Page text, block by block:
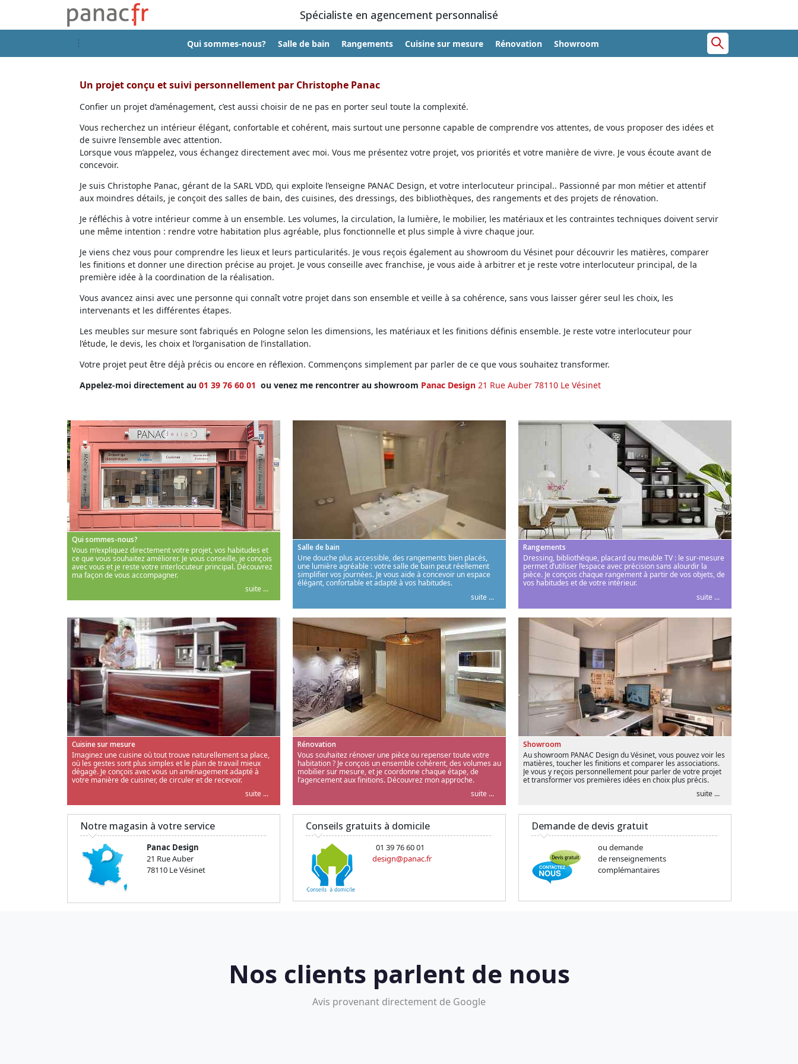
Spécialiste en agencement personnalisé
Qui sommes-nous? Salle de bain Rangements Cuisine sur mesure Rénovation Showroom
Un projet conçu et suivi personnellement par Christophe Panac
Confier un projet d’aménagement, c’est aussi choisir de ne pas en porter seul toute la complexité.
Vous recherchez un intérieur élégant, confortable et cohérent, mais surtout une personne capable de comprendre vos attentes, de vous proposer des idées et
de suivre l’ensemble avec attention.
Lorsque vous m’appelez, vous échangez directement avec moi. Vous me présentez votre projet, vos priorités et votre manière de vivre. Je vous écoute avant de
concevoir.
Je suis Christophe Panac, gérant de la SARL VDD, qui exploite l’enseigne PANAC Design, et votre interlocuteur principal.. Passionné par mon métier et attentif
aux moindres détails, je conçoit des salles de bain, des cuisines, des dressings, des bibliothèques, des rangements et des projets de rénovation.
Je réfléchis à votre intérieur comme à un ensemble. Les volumes, la circulation, la lumière, le mobilier, les matériaux et les contraintes techniques doivent servir
une même intention : rendre votre habitation plus agréable, plus fonctionnelle et plus simple à vivre chaque jour.
Je viens chez vous pour comprendre les lieux et leurs particularités. Je vous reçois également au showroom du Vésinet pour découvrir les matières, comparer
les finitions et donner une direction précise au projet. Je vous conseille avec franchise, je vous aide à arbitrer et je reste votre interlocuteur principal, de la
première idée à la coordination de la réalisation.
Vous avancez ainsi avec une personne qui connaît votre projet dans son ensemble et veille à sa cohérence, sans vous laisser gérer seul les choix, les
intervenants et les différentes étapes.
Les meubles sur mesure sont fabriqués en Pologne selon les dimensions, les matériaux et les finitions définis ensemble. Je reste votre interlocuteur pour
l’étude, le devis, les choix et l’organisation de l’installation.
Votre projet peut être déjà précis ou encore en réflexion. Commençons simplement par parler de ce que vous souhaitez transformer.
Appelez-moi directement au 01 39 76 60 01 ou venez me rencontrer au showroom Panac Design 21 Rue Auber 78110 Le Vésinet
Qui sommes-nous?
Vous m’expliquez directement votre projet, vos habitudes et
ce que vous souhaitez améliorer. Je vous conseille, je conçois
avec vous et je reste votre interlocuteur principal. Découvrez
ma façon de vous accompagner.
suite ...
Salle de bain
Une douche plus accessible, des rangements bien placés,
une lumière agréable : votre salle de bain peut réellement
simplifier vos journées. Je vous aide à concevoir un espace
élégant, confortable et adapté à vos habitudes.
suite ...
Rangements
Dressing, bibliothèque, placard ou meuble TV : le sur-mesure
permet d’utiliser l’espace avec précision sans alourdir la
pièce. Je conçois chaque rangement à partir de vos objets, de
vos habitudes et de votre intérieur.
suite ...
Cuisine sur mesure
Imaginez une cuisine où tout trouve naturellement sa place,
où les gestes sont plus simples et le plan de travail mieux
dégagé. Je conçois avec vous un aménagement adapté à
votre manière de cuisiner, de circuler et de recevoir.
suite ...
Rénovation
Vous souhaitez rénover une pièce ou repenser toute votre
habitation ? Je conçois un ensemble cohérent, des volumes au
mobilier sur mesure, et je coordonne chaque étape, de
l’agencement aux finitions. Découvrez mon approche.
suite ...
Showroom
Au showroom PANAC Design du Vésinet, vous pouvez voir les
matières, toucher les finitions et comparer les associations.
Je vous y reçois personnellement pour parler de votre projet
et transformer vos premières idées en choix plus précis.
suite ...
Notre magasin à votre service
Panac Design
21 Rue Auber
78110 Le Vésinet
Conseils gratuits à domicile
01 39 76 60 01
design@panac.fr
Demande de devis gratuit
ou demande
de renseignements
complémantaires
Nos clients parlent de nous
Avis provenant directement de Google